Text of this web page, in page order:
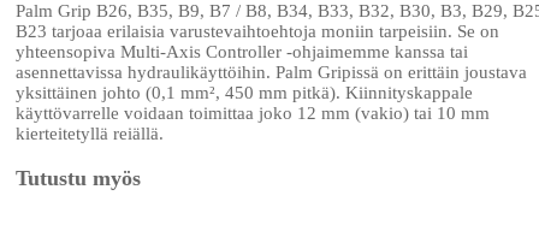
Palm Grip B26, B35, B9, B7 / B8, B34, B33, B32, B30, B3, B29,
B23 tarjoaa erilaisia varustevaihtoehtoja moniin tarpeisiin. Se on
yhteensopiva Multi-Axis Controller -ohjaimemme kanssa tai
asennettavissa hydraulikäyttöihin. Palm Gripissä on erittäin joustava
yksittäinen johto (0,1 mm², 450 mm pitkä). Kiinnityskappale
käyttövarrelle voidaan toimittaa joko 12 mm (vakio) tai 10 mm
kierteitetyllä reiällä.
Tutustu myös